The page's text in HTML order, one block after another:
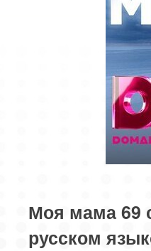
78
82
Моя мама 69
русском